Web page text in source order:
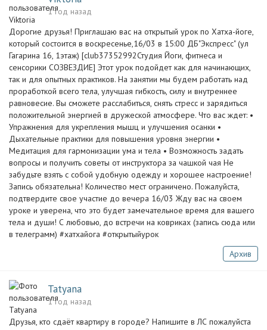
1 год назад
Дорогие друзья! Приглашаю вас на открытый урок по Хатха-йоге,
который состоится в воскресенье,16/03 в 15:00 ДБ"Экспресс" (ул
Гагарина 16, 1этаж) [club37352992Студия Йоги, фитнеса и
сенсорики СОЗВЕЗДИЕ] Этот урок подойдет как для начинающих,
так и для опытных практиков. На занятии мы будем работать над
проработкой всего тела, улучшая гибкость, силу и внутреннее
равновесие. Вы сможете расслабиться, снять стресс и зарядиться
положительной энергией в дружеской атмосфере. Что вас ждет: •
Упражнения для укрепления мышц и улучшения осанки •
Дыхательные практики для повышения уровня энергии •
Медитация для гармонизации ума и тела • Возможность задать
вопросы и получить советы от инструктора за чашкой чая Не
забудьте взять с собой удобную одежду и хорошее настроение!
Запись обязательна! Количество мест ограничено. Пожалуйста,
подтвердите свое участие до вечера 16/03 Жду вас на своем
уроке и уверена, что это будет замечательное время для вашего
тела и души! С любовью, до встречи на ковриках (запись сюда или
в телеграмм) #хатхайога #открытыйурок
Архив
Tatyana
1 год назад
Друзья, кто сдаёт квартиру в городе? Напишите в ЛС пожалуйста